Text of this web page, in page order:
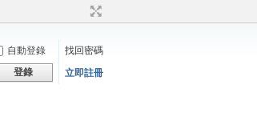
自動登錄
找回密碼
登錄 立即註冊